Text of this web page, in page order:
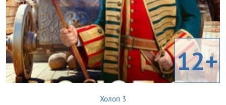
12+
Холоп 3